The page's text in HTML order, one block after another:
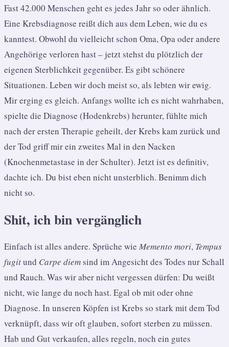
Fast 42.000 Menschen geht es jedes Jahr so oder ähnlich.
Eine Krebsdiagnose reißt dich aus dem Leben, wie du es
kanntest. Obwohl du vielleicht schon Oma, Opa oder andere
Angehörige verloren hast – jetzt stehst du plötzlich der
eigenen Sterblichkeit gegenüber. Es gibt schönere
Situationen. Leben wir doch meist so, als lebten wir ewig.
Mir erging es gleich. Anfangs wollte ich es nicht wahrhaben,
spielte die Diagnose (Hodenkrebs) herunter, fühlte mich
nach der ersten Therapie geheilt, der Krebs kam zurück und
der Tod griff mir ein zweites Mal in den Nacken
(Knochenmetastase in der Schulter). Jetzt ist es definitiv,
dachte ich. Du bist eben nicht unsterblich. Benimm dich
nicht so.
Shit, ich bin vergänglich
Einfach ist alles andere. Sprüche wie Memento mori, Tempus
fugitund Carpe diem sind im Angesicht des Todes nur Schall
und Rauch. Was wir aber nicht vergessen dürfen: Du weißt
nicht, wie lange du noch hast. Egal ob mit oder ohne
Diagnose. In unseren Köpfen ist Krebs so stark mit dem Tod
verknüpft, dass wir oft glauben, sofort sterben zu müssen.
Hab und Gut verkaufen, alles regeln, noch ein gutes